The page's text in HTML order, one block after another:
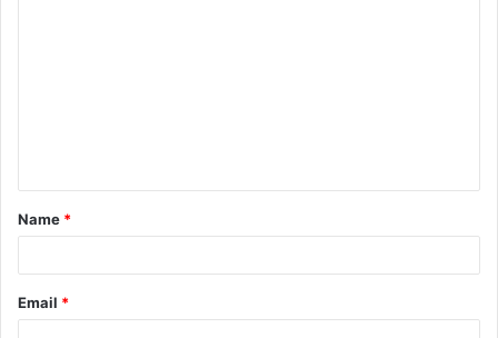
t
*
Name *
Email *